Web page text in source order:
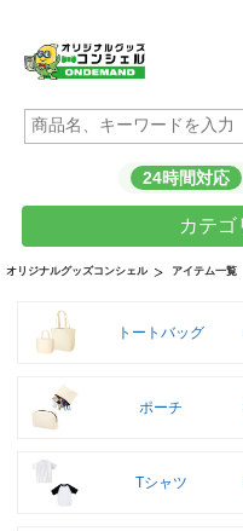
24時間対応
カテゴ
オリジナルグッズコンシェル アイテム一覧
トートバッグ
ポーチ
Tシャツ